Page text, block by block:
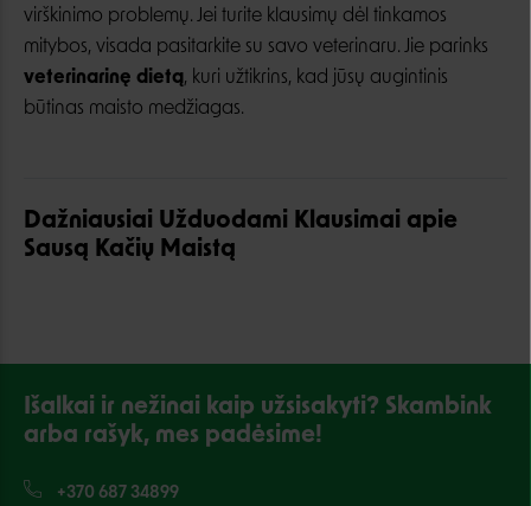
virškinimo problemų. Jei turite klausimų dėl tinkamos
mitybos, visada pasitarkite su savo veterinaru. Jie parinks
veterinarinę dietą, kuri užtikrins, kad jūsų augintinis
būtinas maisto medžiagas.
Dažniausiai Užduodami Klausimai apie
Sausą Kačių Maistą
Išalkai ir nežinai kaip užsisakyti? Skambink
arba rašyk, mes padėsime!
+370 687 34899